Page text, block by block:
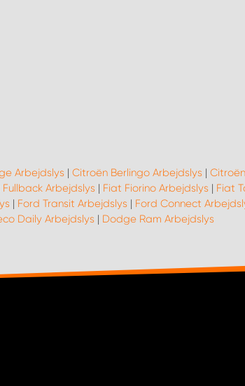
Arbejdslys | Citroën Berlingo Arbejdslys |
Fullback Arbejdslys | Fiat Fiorino Arbejdslys | Fiat
| Ford Transit Arbejdslys | Ford Connect
Daily Arbejdslys | Dodge Ram Arbejdslys